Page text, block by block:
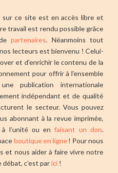
sur ce site est en accès libre et
travail est rendu possible grâce
departenaires. Néanmoins tout
lecteurs est bienvenu ! Celui-
et d’enrichir le contenu de la
pour offrir à l’ensemble
publication internationale
indépendant et de qualité
le secteur. Vous pouvez
abonnant à la revue imprimée,
à l’unité ou enfaisant un don.
boutique en ligne! Pour nous
et nous aider à faire vivre notre
débat, c’est parici !